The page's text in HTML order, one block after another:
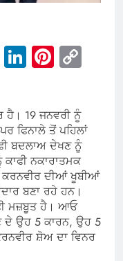
RedditLinkedIn
ਹੈ। 19 ਜਨਵਰੀ ਨੂੰ
ਫਿਨਾਲੇ ਤੋਂ ਪਹਿਲਾਂ
ਬਦਲਾਅ ਦੇਖਣ ਨੂੰ
ਨਕਾਰਾਤਮਕ
ਕਰਨਵੀਰ ਦੀਆਂ ਖੂਬੀਆਂ
ਬਣਾ ਰਹੇ ਹਨ।
ਮਜ਼ਬੂਤ ​​ਹੈ। ਆਓ
ਦੇ ਉਹ 5 ਕਾਰਨ, ਉਹ 5
ਸ਼ੋਅ ਦਾ ਵਿਨਰ